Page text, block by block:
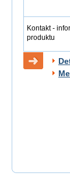
Kontakt -
produktu